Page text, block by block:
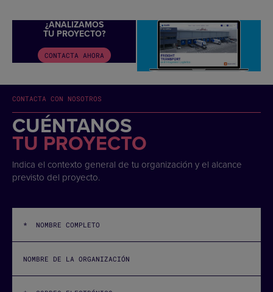
¿ANALIZAMOS
TU PROYECTO?
CONTACTA AHORA
CONTACTA CON NOSOTROS
CUÉNTANOS
TU PROYECTO
Indica el contexto general de tu organización y el alcance
previsto del proyecto.